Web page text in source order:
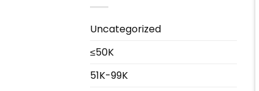
Uncategorized
≤50K
51K-99K